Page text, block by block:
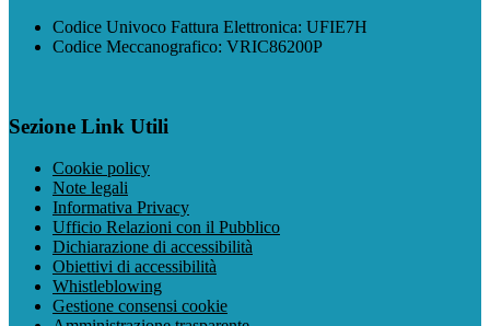
Codice Univoco Fattura Elettronica: UFIE7H
Codice Meccanografico: VRIC86200P
Sezione Link Utili
Cookie policy
Note legali
Informativa Privacy
Ufficio Relazioni con il Pubblico
Dichiarazione di accessibilità
Obiettivi di accessibilità
Whistleblowing
Gestione consensi cookie